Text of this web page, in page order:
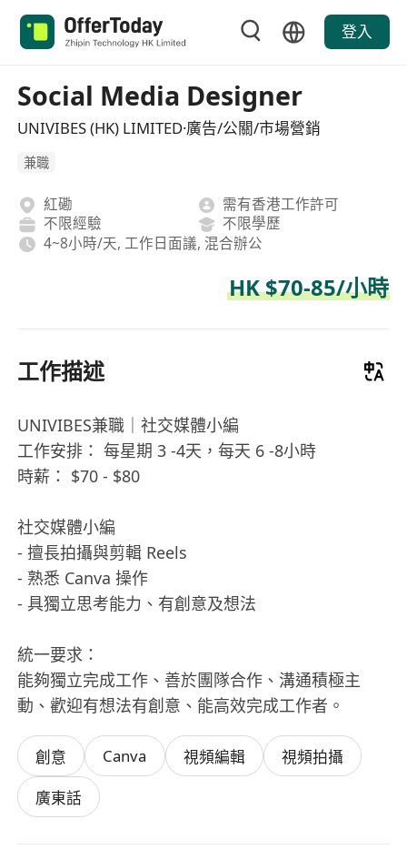
登入
Social Media Designer
UNIVIBES (HK) LIMITED·廣告/公關/市場營銷
兼職
紅磡
需有香港工作許可
不限經驗
不限學歷
4~8小時/天, 工作日面議, 混合辦公
HK $70-85/小時
工作描述
UNIVIBES兼職｜社交媒體小編
工作安排： 每星期 3 -4天，每天 6 -8小時
時薪： $70 - $80
社交媒體小編
- 擅長拍攝與剪輯 Reels
- 熟悉 Canva 操作
- 具獨立思考能力、有創意及想法
統一要求：
能夠獨立完成工作、善於團隊合作、溝通積極主
動、歡迎有想法有創意、能高效完成工作者。
創意 Canva 視頻編輯
視頻拍攝
廣東話